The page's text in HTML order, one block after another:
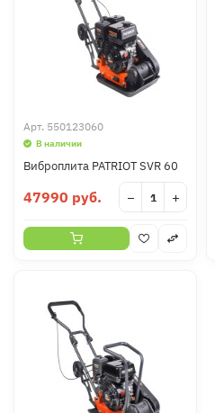
Арт. 550123060
В наличии
Виброплита PATRIOT SVR 60
47990 руб. − +